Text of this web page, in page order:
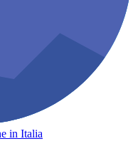
in Italia